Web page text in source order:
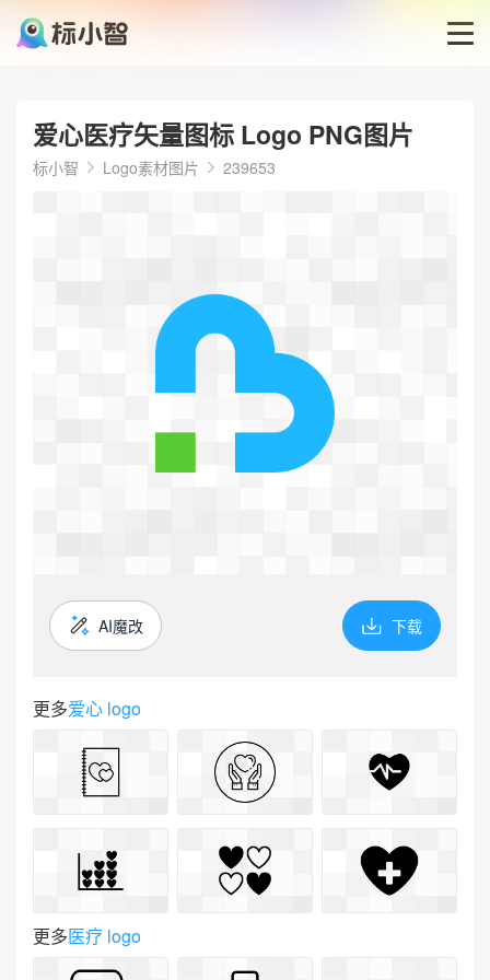
LOGO生成器
博客
爱心医疗矢量图标 Logo PNG图片
标小智 Logo素材图片 239653
AI魔改 下载
更多爱心 logo
更多医疗 logo